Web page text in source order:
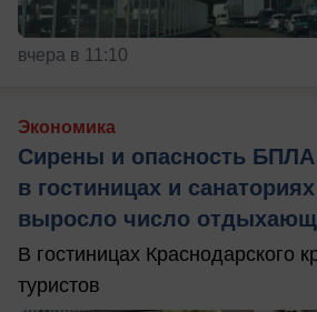
вчера в 11:10
Экономика
Сирены и опасность БПЛА
в гостиницах и
выросло число
В гостиницах Краснодарского
туристов